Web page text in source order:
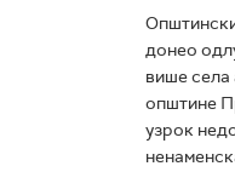
донео
више
општине
узрок